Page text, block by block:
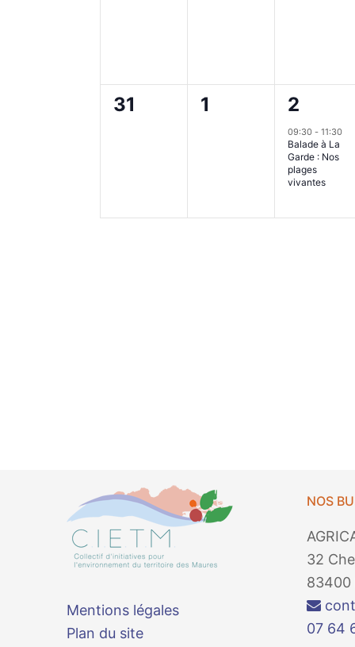
0
31
0
évènement,
1
1
2
09:30 - 11:30
Balade à La
Garde : Nos
plages
vivantes
Mentions légales
Plan du site
NOS
32
83400
07 64